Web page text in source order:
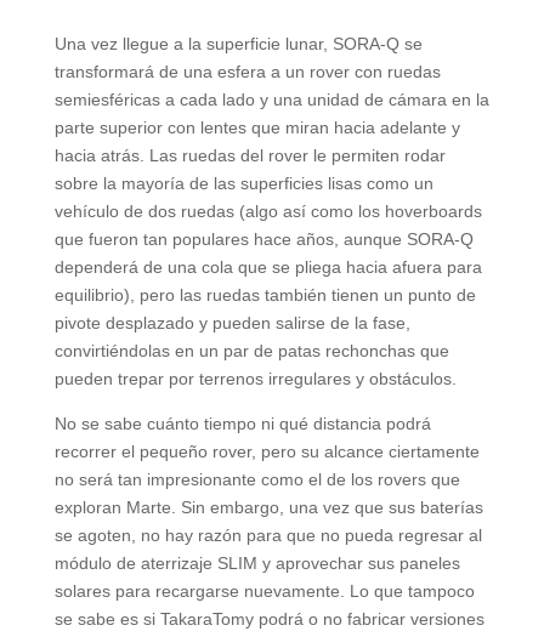
Una vez llegue a la superficie lunar, SORA-Q se
transformará de una esfera a un rover con ruedas
semiesféricas a cada lado y una unidad de cámara en la
parte superior con lentes que miran hacia adelante y
hacia atrás. Las ruedas del rover le permiten rodar
sobre la mayoría de las superficies lisas como un
vehículo de dos ruedas (algo así como los hoverboards
que fueron tan populares hace años, aunque SORA-Q
dependerá de una cola que se pliega hacia afuera para
equilibrio), pero las ruedas también tienen un punto de
pivote desplazado y pueden salirse de la fase,
convirtiéndolas en un par de patas rechonchas que
pueden trepar por terrenos irregulares y obstáculos.
No se sabe cuánto tiempo ni qué distancia podrá
recorrer el pequeño rover, pero su alcance ciertamente
no será tan impresionante como el de los rovers que
exploran Marte. Sin embargo, una vez que sus baterías
se agoten, no hay razón para que no pueda regresar al
módulo de aterrizaje SLIM y aprovechar sus paneles
solares para recargarse nuevamente. Lo que tampoco
se sabe es si TakaraTomy podrá o no fabricar versiones